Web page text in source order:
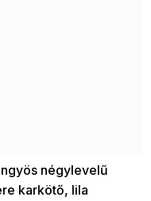
négylevelű
karkötő, lila